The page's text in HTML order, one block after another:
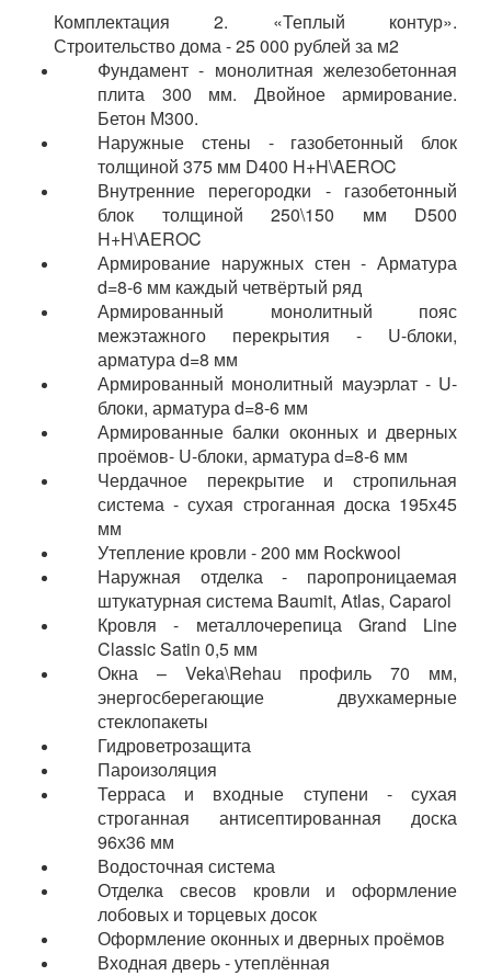
Комплектация 2. «Теплый контур».
Строительство дома - 25 000 рублей за м2
Фундамент - монолитная железобетонная
плита 300 мм. Двойное армирование.
Бетон М300.
Наружные стены - газобетонный блок
толщиной 375 мм D400 H+H\AEROC
Внутренние перегородки - газобетонный
блок толщиной 250\150 мм D500
H+H\AEROC
Армирование наружных стен - Арматура
d=8-6 мм каждый четвёртый ряд
Армированный монолитный пояс
межэтажного перекрытия - U-блоки,
арматура d=8 мм
Армированный монолитный мауэрлат - U-
блоки, арматура d=8-6 мм
Армированные балки оконных и дверных
проёмов- U-блоки, арматура d=8-6 мм
Чердачное перекрытие и стропильная
система - сухая строганная доска 195х45
мм
Утепление кровли - 200 мм Rockwool
Наружная отделка - паропроницаемая
штукатурная система Baumit, Atlas, Caparol
Кровля - металлочерепица Grand Line
Classic Satin 0,5 мм
Окна – Veka\Rehau профиль 70 мм,
энергосберегающие двухкамерные
стеклопакеты
Гидроветрозащита
Пароизоляция
Терраса и входные ступени - сухая
строганная антисептированная доска
96х36 мм
Водосточная система
Отделка свесов кровли и оформление
лобовых и торцевых досок
Оформление оконных и дверных проёмов
Входная дверь - утеплённая